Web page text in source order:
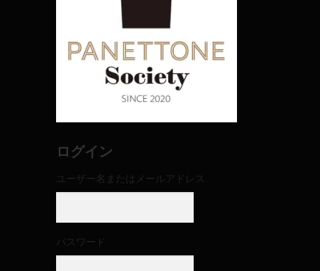
ログイン
ユーザー名またはメールアドレス
パスワード